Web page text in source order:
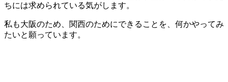
ちには求められている気がします。
私も大阪のため、関西のためにできることを、何かやってみ
たいと願っています。